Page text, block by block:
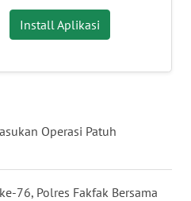
Install Aplikasi
Operasi Patuh
76, Polres Fakfak Bersama